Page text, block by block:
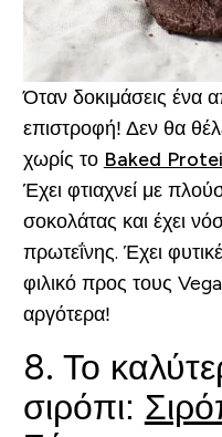
Όταν δοκιμάσεις ένα
επιστροφή! Δεν θα
χωρίς το Baked
Έχει φτιαχνεί με
σοκολάτας και έχει
πρωτεΐνης. Έχει
φιλικό προς τους
αργότερα!
8. Το
σιρόπι: